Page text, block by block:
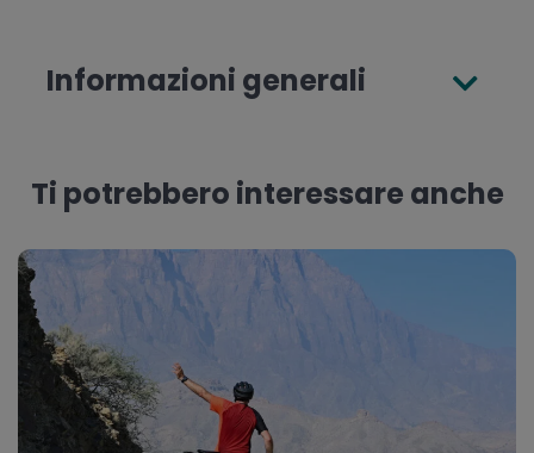
Informazioni generali
Ti potrebbero interessare anche